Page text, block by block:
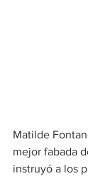
Matilde
mejor fabada
instruyó a los